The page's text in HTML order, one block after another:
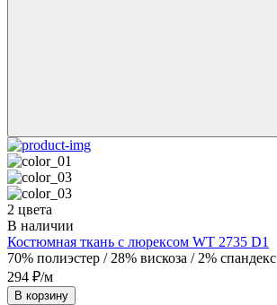
2 цвета
В наличии
Костюмная ткань с люрексом WT 2735 D1
70% полиэстер / 28% вискоза / 2% спандекс
294 ₽/м
В корзину